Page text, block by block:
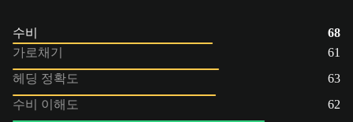
수비
68
가로채기
61
헤딩 정확도
63
수비 이해도
62